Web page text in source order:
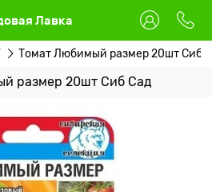
Лавка
Томат Любимый размер 20шт Сиб
размер 20шт Сиб Сад